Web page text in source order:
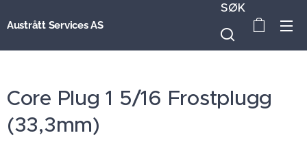
Austrått Services AS
SØK
Core Plug 1 5/16 Frostplugg
(33,3mm)